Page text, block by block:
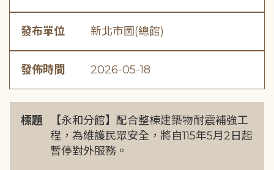
發布單位 新北市圖(總館)
發佈時間 2026-05-18
標題
【永和分館】配合整棟建築物耐震補強工
程，為維護民眾安全，將自115年5月2日起
暫停對外服務。